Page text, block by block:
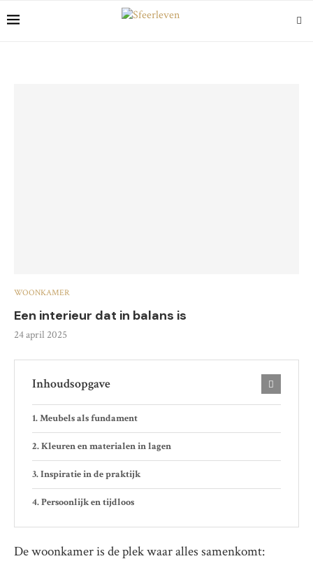
WOONKAMER
Een interieur dat in balans is
24 april 2025
Inhoudsopgave
Meubels als fundament
Kleuren en materialen in lagen
Inspiratie in de praktijk
Persoonlijk en tijdloos
De woonkamer is de plek waar alles samenkomt: